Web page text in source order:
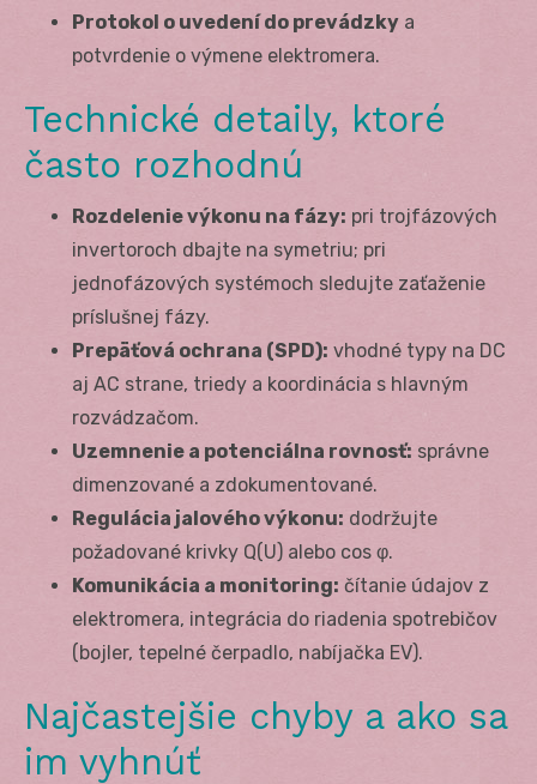
Protokol o uvedení do prevádzky a
potvrdenie o výmene elektromera.
Technické detaily, ktoré
často rozhodnú
Rozdelenie výkonu na fázy: pri trojfázových
invertoroch dbajte na symetriu; pri
jednofázových systémoch sledujte zaťaženie
príslušnej fázy.
Prepäťová ochrana (SPD): vhodné typy na DC
aj AC strane, triedy a koordinácia s hlavným
rozvádzačom.
Uzemnenie a potenciálna rovnosť: správne
dimenzované a zdokumentované.
Regulácia jalového výkonu: dodržujte
požadované krivky Q(U) alebo cos φ.
Komunikácia a monitoring: čítanie údajov z
elektromera, integrácia do riadenia spotrebičov
(bojler, tepelné čerpadlo, nabíjačka EV).
Najčastejšie chyby a ako sa
im vyhnúť